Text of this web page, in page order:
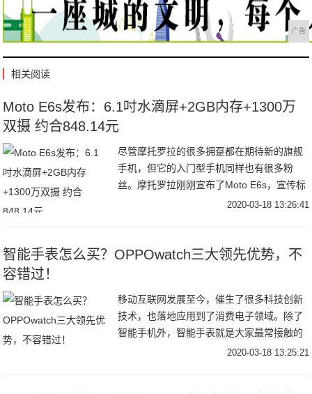
广告
相关阅读
Moto E6s发布：6.1吋水滴屏+2GB内存+1300万
双摄 约合848.14元
尽管摩托罗拉的很多拥趸都在期待新的旗舰
手机，但它的入门型手机同样也有很多粉
丝。摩托罗拉刚刚宣布了Moto E6s，宣传标
语是“让生活变得更加简单”，由于定位中低
2020-03-18 13:26:41
智能手表怎么买？OPPOwatch三大领先优势，不
容错过！
移动互联网发展至今，催生了很多科技创新
技术，也落地应用到了消费电子领域。除了
智能手机外，智能手表就是大家最常接触的
智能数码产品了。随着苹果手表的开局，华
2020-03-18 13:25:21